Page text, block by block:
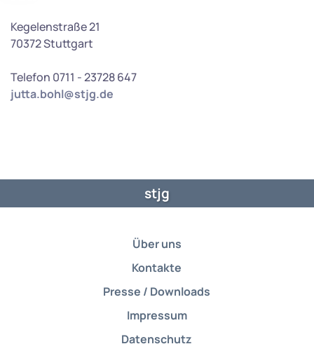
Kegelenstraße 21
70372 Stuttgart
Telefon 0711 - 23728 647
jutta.bohl@stjg.de
stjg
Über uns
Kontakte
Presse / Downloads
Impressum
Datenschutz